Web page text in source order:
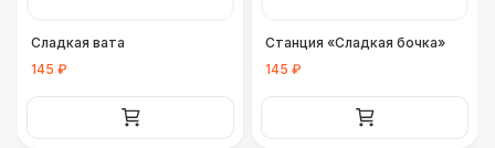
Сладкая вата
145 ₽
Станция «Сладкая бочка»
145 ₽